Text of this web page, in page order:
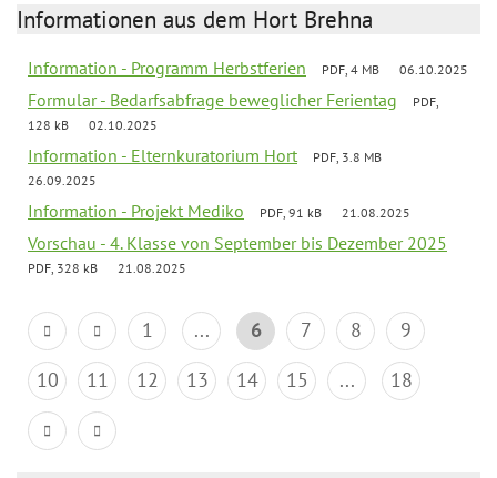
Informationen aus dem Hort Brehna
Information - Programm Herbstferien PDF, 4 MB 06.10.2025
Formular - Bedarfsabfrage beweglicher Ferientag
PDF,
128 kB
02.10.2025
Information - Elternkuratorium Hort
PDF, 3.8 MB
26.09.2025
Information - Projekt Mediko PDF, 91 kB 21.08.2025
Vorschau - 4. Klasse von September bis Dezember 2025
PDF, 328 kB 21.08.2025
1 ... 6 7 8
9
10
11 12 13 14 15 ... 18